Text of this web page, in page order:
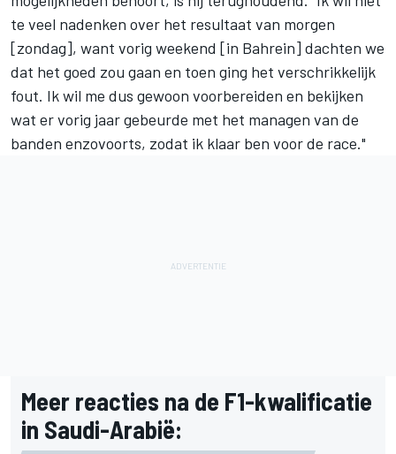
te veel nadenken over het resultaat van morgen
[zondag], want vorig weekend [in Bahrein] dachten we
dat het goed zou gaan en toen ging het verschrikkelijk
fout. Ik wil me dus gewoon voorbereiden en bekijken
wat er vorig jaar gebeurde met het managen van de
banden enzovoorts, zodat ik klaar ben voor de race."
Meer reacties na de F1-kwalificatie
in Saudi-Arabië: